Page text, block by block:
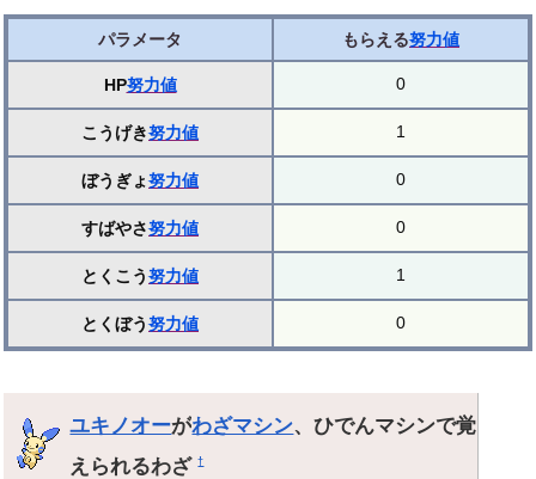
パラメータ もらえる努力値
HP努力値 0
こうげき努力値 1
ぼうぎょ努力値 0
すばやさ努力値 0
とくこう努力値 1
とくぼう努力値 0
ユキノオーがわざマシン、ひでんマシンで覚
えられるわざ†